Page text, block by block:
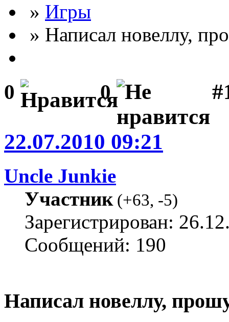
» Игры
» Написал новеллу,
0 0
22.07.2010 09:21
Uncle Junkie
Участник(+63, -5)
Зарегистрирован:
Сообщений: 190
Написал новеллу,